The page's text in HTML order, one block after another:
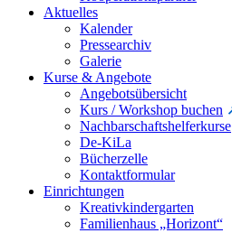
Aktuelles
Kalender
Pressearchiv
Galerie
Kurse & Angebote
Angebotsübersicht
Kurs / Workshop buchen
Nachbarschaftshelferkurse
De-KiLa
Bücherzelle
Kontaktformular
Einrichtungen
Kreativkindergarten
Familienhaus „Horizont“